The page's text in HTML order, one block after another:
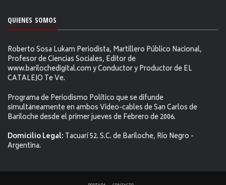
QUIENES SOMOS
Roberto Sosa Lukam Periodista, Martillero Público Nacional,
Profesor de Ciencias Sociales, Editor de
www.barilochedigital.com y Conductor y Productor de EL
CATALEJO Te Ve.
Programa de Periodismo Político que se difunde
simultáneamente en ambos Video-cables de San Carlos de
Bariloche desde el primer jueves de Febrero de 2006.
Domicilio Legal: Tacuarí 52. S.C. de Bariloche, Río Negro -
Argentina.